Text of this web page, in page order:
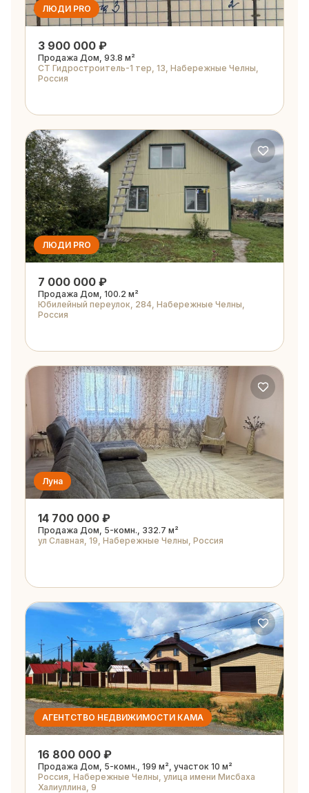
ЛЮДИ PRO
3 900 000 ₽
Продажа Дом, 93.8 м²
СТ Гидростроитель-1 тер, 13, Набережные Челны,
Россия
ЛЮДИ PRO
7 000 000 ₽
Продажа Дом, 100.2 м²
Юбилейный переулок, 284, Набережные Челны,
Россия
Луна
14 700 000 ₽
Продажа Дом, 5-комн., 332.7 м²
ул Славная, 19, Набережные Челны, Россия
АГЕНТСТВО НЕДВИЖИМОСТИ КАМА
16 800 000 ₽
Продажа Дом, 5-комн., 199 м², участок 10 м²
Россия, Набережные Челны, улица имени Мисбаха
Халиуллина, 9